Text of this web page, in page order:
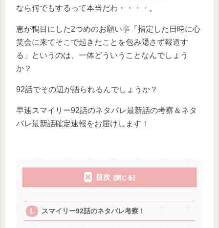
なら何でもするって本当だわ・・・・。
恵が鴨目にした2つめのお願い事「指定した日時に心
笑会に来てそこで起きたことを包み隠さず報道す
る」というのは、一体どういうことなんでしょう
か？
92話でその辺が語られるんでしょうか？
早速スマイリー92話のネタバレ最新話の考察＆ネタ
バレ最新話確定速報をお届けします！
目次
スマイリー92話のネタバレ考察！